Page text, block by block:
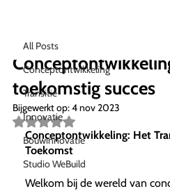
All Posts
Conceptontwikkeling
Transitie
Innovatie
Bouwinnovatie
Studio WeBuild
toekomstig succes
2
Bijgewerkt op:4 nov 2023
Beoordeeld
met
NaN
uit
5
sterren.
Conceptontwikkeling: Het
Toekomst
Welkom bij de wereld van